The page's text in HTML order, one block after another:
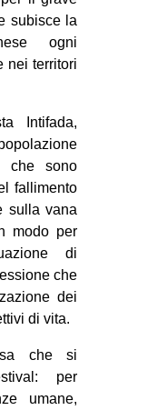
subisce la
ogni
nei territori
Intifada,
che sono
fallimento
sulla vana
modo per
di
che
dei
di vita.
che si
per
umane,